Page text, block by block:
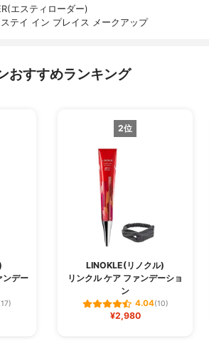
エスティローダー)
テイ イン プレイス メークアップ
おすすめランキング
ンデー
2位
LINOKLE(リノクル)
リンクル ケア ファンデーショ
ン
4.04(10)
¥2,980